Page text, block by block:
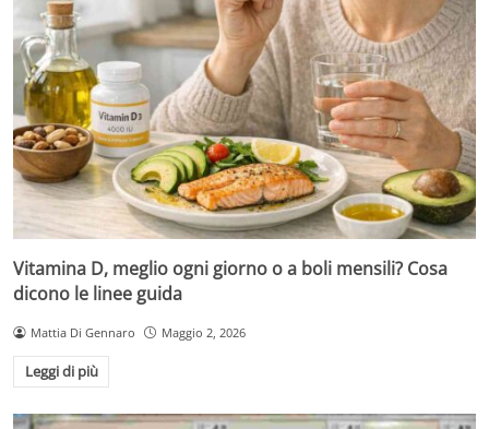
Vitamina D, meglio ogni giorno o a boli mensili? Cosa
dicono le linee guida
Mattia Di Gennaro Maggio 2, 2026
Leggi di più